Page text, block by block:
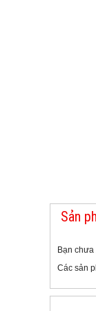
Sản
Bạn
Các sản